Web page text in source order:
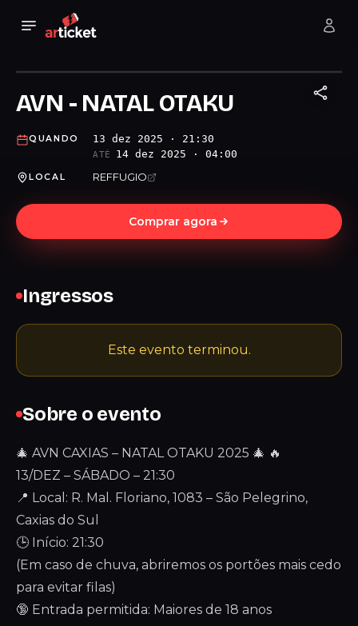
AVN - NATAL OTAKU
QUANDO 13 dez 2025 · 21:30
ATÉ 14 dez 2025 · 04:00
LOCAL REFFUGIO
Comprar agora
Sobre o evento
🎄 AVN CAXIAS – NATAL OTAKU 2025 🎄 🔥
13/DEZ – SÁBADO – 21:30
📍 Local: R. Mal. Floriano, 1083 – São Pelegrino,
Caxias do Sul
🕒 Início: 21:30
(Em caso de chuva, abriremos os portões mais cedo
para evitar filas)
🔞 Entrada permitida: Maiores de 18 anos
Ingressos
Este evento terminou.